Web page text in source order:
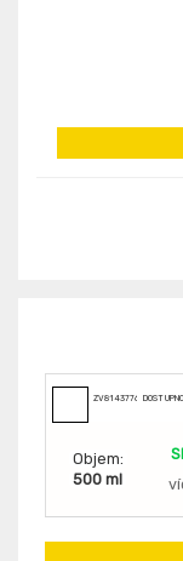
ZV8143776
Objem:
500 ml